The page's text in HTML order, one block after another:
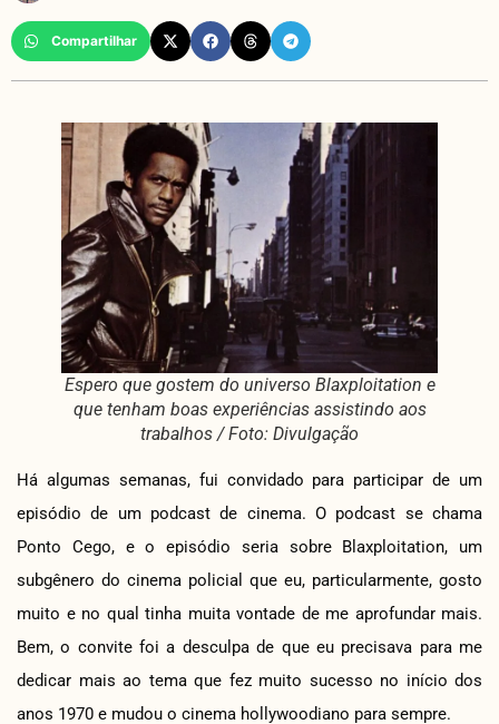
Compartilhar
Espero que gostem do universo Blaxploitation e
que tenham boas experiências assistindo aos
trabalhos / Foto: Divulgação
Há algumas semanas, fui convidado para participar de um
episódio de um podcast de cinema. O podcast se chama
Ponto Cego, e o episódio seria sobre Blaxploitation, um
subgênero do cinema policial que eu, particularmente, gosto
muito e no qual tinha muita vontade de me aprofundar mais.
Bem, o convite foi a desculpa de que eu precisava para me
dedicar mais ao tema que fez muito sucesso no início dos
anos 1970 e mudou o cinema hollywoodiano para sempre.